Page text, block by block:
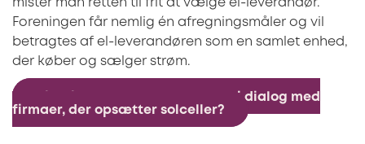
mister man retten til frit at vælge el-leverandør.
Foreningen får nemlig én afregningsmåler og vil
betragtes af el-leverandøren som en samlet enhed,
der køber og sælger strøm.
Vil I vide mere om solceller og i dialog med
firmaer, der opsætter solceller?